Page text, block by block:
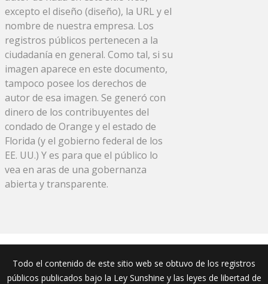
excepto el diseño (diseño), la URL y el
nombre de nuestra empresa. Los
registros públicos pertenecen a la
ciudadanía en general. Como tal, si su
imagen aparece en este documento,
tampoco posee los derechos de
autor de esa imagen. Se generó con
dinero de los contribuyentes del
condado de Orange y el estado de
Florida (y el gobierno federal de los
EE. UU.) Y es para que el público lo
vea en aras de una gobernanza
abierta y transparente.
Todo el contenido de este sitio web se obtuvo de los registros
públicos publicados bajo la Ley Sunshine y las leyes de libertad de